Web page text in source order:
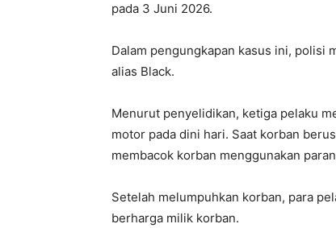
pada 3 Juni 2026.
Dalam pengungkapan kasus ini, polisi
alias Black.
Menurut penyelidikan, ketiga pelaku
motor pada dini hari. Saat korban
membacok korban menggunakan
Setelah melumpuhkan korban, para
berharga milik korban.